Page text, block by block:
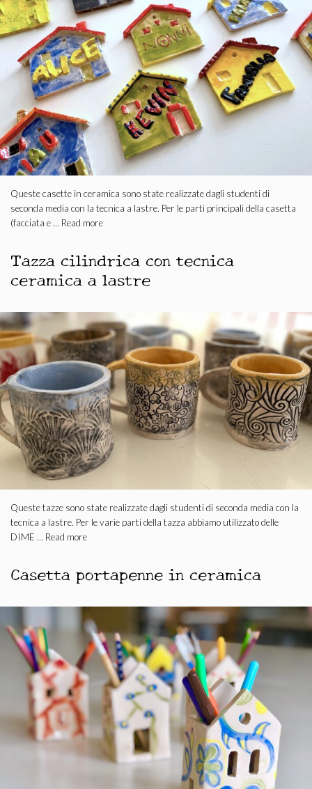
Queste casette in ceramica sono state realizzate dagli studenti di
seconda media con la tecnica a lastre. Per le parti principali della casetta
(facciata e … Read more
Tazza cilindrica con tecnica
ceramica a lastre
Queste tazze sono state realizzate dagli studenti di seconda media con la
tecnica a lastre. Per le varie parti della tazza abbiamo utilizzato delle
DIME … Read more
Casetta portapenne in ceramica